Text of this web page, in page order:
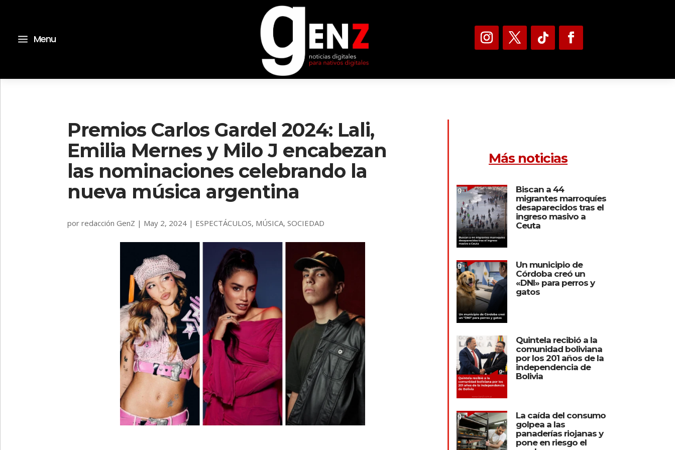
a Menu
Premios Carlos Gardel 2024: Lali,
Emilia Mernes y Milo J encabezan
las nominaciones celebrando la
nueva música argentina
porredacción GenZ | May 2, 2024 | ESPECTÁCULOS, MÚSICA,SOCIEDAD
Más noticias
Biscan a 44
migrantes marroquíes
desaparecidos tras el
ingreso masivo a
Ceuta
Un municipio de
Córdoba creó un
«DNI» para perros y
gatos
Quintela recibió a la
comunidad boliviana
por los 201 años de la
independencia de
Bolivia
La caída del consumo
golpea a las
panaderías riojanas y
pone en riesgo el